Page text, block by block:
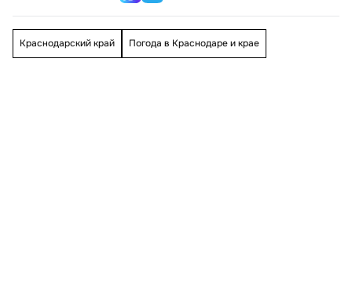
Краснодарский край Погода в Краснодаре и крае